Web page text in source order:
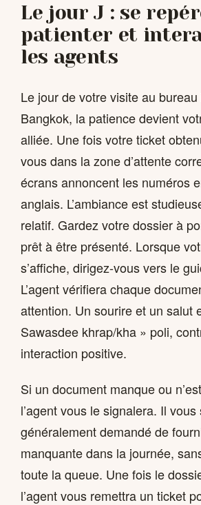
Le jour J : se
patienter et
les agents
Le jour de votre visite au
Bangkok, la patience devient
alliée. Une fois votre ticket
vous dans la zone d’attente
écrans annoncent les numéros
anglais. L’ambiance est
relatif. Gardez votre dossier à
prêt à être présenté. Lorsque
s’affiche, dirigez-vous vers le
L’agent vérifiera chaque
attention. Un sourire et un salut
Sawasdee khrap/kha » poli,
interaction positive.
Si un document manque ou
l’agent vous le signalera. Il vous
généralement demandé de
manquante dans la journée,
toute la queue. Une fois le
l’agent vous remettra un ticket